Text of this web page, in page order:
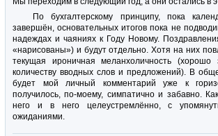
По бухгалтерскому принципу, пока
завершён, основательных итогов пока не
надеждах и чаяниях к Году Новому.
«нарисованы») и будут отдельно. Хотя на них
текущая ироничная меланхоличность (хорошо
количеству вводных слов и предложений). В
будет мой личный комментарий уже к
получилось, по-моему, симпатично и забавно.
него и в него целеустремлённо, с
ожиданиями.